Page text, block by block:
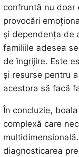
confruntă nu doar
provocări
și dependența de
familiile adesea
de îngrijire. Este
și resurse pentru
acestora să facă
În concluzie,
complexă care
diagnosticarea